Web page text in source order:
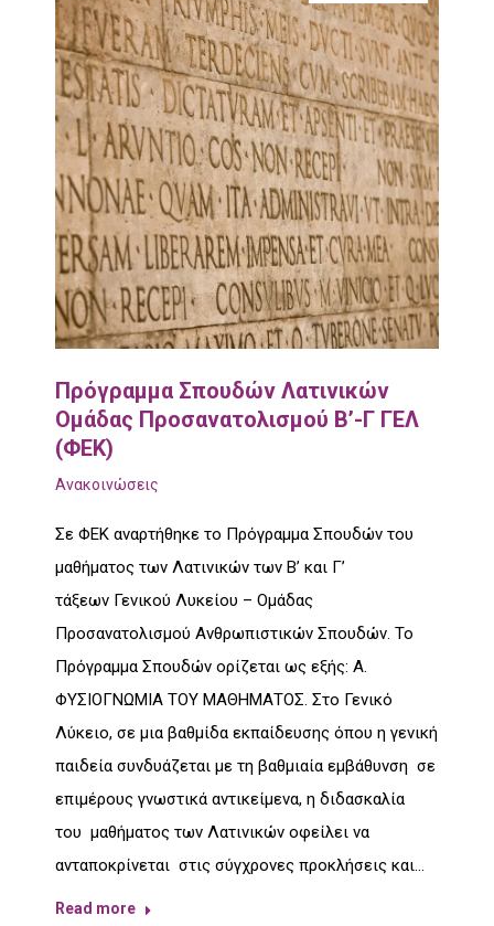
Πρόγραμμα Σπουδών Λατινικών
Ομάδας Προσανατολισμού Β’-Γ ΓΕΛ
(ΦΕΚ)
Ανακοινώσεις
Σε ΦΕΚ αναρτήθηκε το Πρόγραμμα Σπουδών του
μαθήματος των Λατινικών των Β’ και Γ’
τάξεων Γενικού Λυκείου – Ομάδας
Προσανατολισμού Ανθρωπιστικών Σπουδών. Το
Πρόγραμμα Σπουδών ορίζεται ως εξής: Α.
ΦΥΣΙΟΓΝΩΜΙΑ ΤΟΥ ΜΑΘΗΜΑΤΟΣ. Στο Γενικό
Λύκειο, σε μια βαθμίδα εκπαίδευσης όπου η γενική
παιδεία συνδυάζεται με τη βαθμιαία εμβάθυνση σε
επιμέρους γνωστικά αντικείμενα, η διδασκαλία
του μαθήματος των Λατινικών οφείλει να
ανταποκρίνεται στις σύγχρονες προκλήσεις και…
Read more